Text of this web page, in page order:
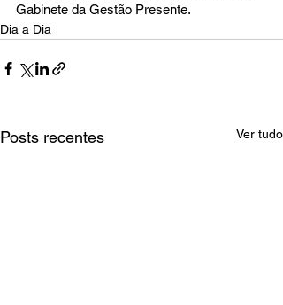
Gabinete da Gestão Presente.
Dia a Dia
Posts recentes Ver tudo